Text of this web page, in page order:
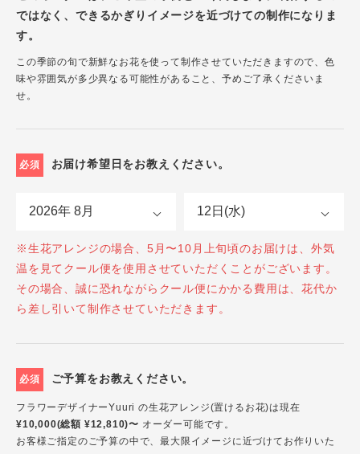
ではなく、できるかぎりイメージを近づけての制作になりま
す。
この季節の旬で新鮮なお花を使って制作させていただきますので、色
味や雰囲気が多少異なる可能性があること、予めご了承くださいま
せ。
必須 お届け希望日をお教えください。
※生花アレンジの場合、5月〜10月上旬頃のお届けは、外気
温を見てクール便を使用させていただくことがございます。
その場合、誠に恐れながらクール便にかかる費用は、花代か
ら差し引いて制作させていただきます。
必須 ご予算をお教えください。
フラワーデザイナーYuuri の生花アレンジ(置けるお花)は現在
¥10,000(総額 ¥12,810)〜 オーダー可能です。
お客様ご指定のご予算の中で、最大限イメージに近づけてお作りいた